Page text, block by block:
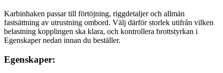
Karbinhaken passar till förtöjning, riggdetaljer och allmän
fastsättning av utrustning ombord. Välj därför storlek utifrån vilken
belastning kopplingen ska klara, och kontrollera brottstyrkan i
Egenskaper nedan innan du beställer.
Egenskaper: